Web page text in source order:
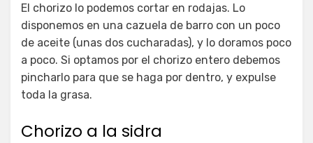
El chorizo lo podemos cortar en rodajas. Lo
disponemos en una cazuela de barro con un poco
de aceite (unas dos cucharadas), y lo doramos poco
a poco. Si optamos por el chorizo entero debemos
pincharlo para que se haga por dentro, y expulse
toda la grasa.
Chorizo a la sidra